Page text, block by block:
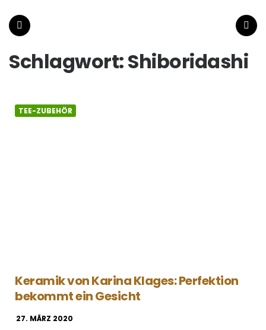
Schlagwort:Shiboridashi
TEE-ZUBEHÖR
Keramik von Karina Klages: Perfektion
bekommt ein Gesicht
27. MÄRZ 2020